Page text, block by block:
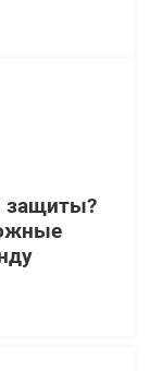
защиты?